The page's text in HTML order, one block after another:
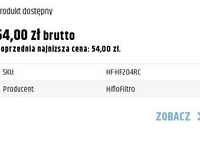
dostępny
złbrutto
najniższa cena: 54,00 zł.
SKU:
HF-HF204RC
Producent:
HifloFiltro
ZOBACZ